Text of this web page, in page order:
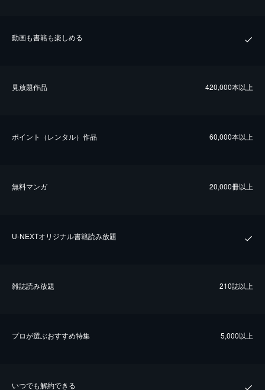
動画も書籍も楽しめる
⾒放題作品 420,000本以上
ポイント（レンタル）作品 60,000本以上
無料マンガ 20,000冊以上
U-NEXTオリジナル書籍読み放題
雑誌読み放題 210誌以上
プロが選ぶおすすめ特集 5,000以上
いつでも解約できる